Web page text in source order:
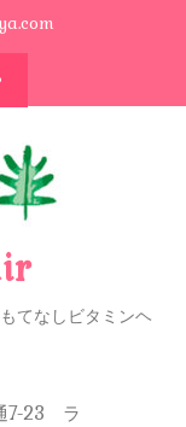
てなしビタミンヘ
7-23 ラ